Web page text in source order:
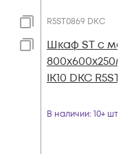
R5ST0869 DKC
Шкаф ST с
IK10 DKC
В наличии: 10+ шт